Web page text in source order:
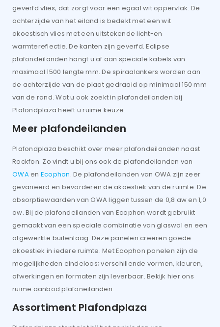
geverfd vlies, dat zorgt voor een egaal wit oppervlak. De
achterzijde van het eiland is bedekt met een wit
akoestisch vlies met een uitstekende licht-en
warmtereflectie. De kanten zijn geverfd. Eclipse
plafondeilanden hangt u af aan speciale kabels van
maximaal 1500 lengte mm. De spiraalankers worden aan
de achterzijde van de plaat gedraaid op minimaal 150 mm
van de rand. Wat u ook zoekt in plafondeilanden bij
Plafondplaza heeft u ruime keuze.
Meer plafondeilanden
Plafondplaza beschikt over meer plafondeilanden naast
Rockfon. Zo vindt u bij ons ook de plafondeilanden van
OWAen Ecophon. De plafondeilanden van OWA zijn zeer
gevarieerd en bevorderen de akoestiek van de ruimte. De
absorptiewaarden van OWA liggen tussen de 0,8 aw en 1,0
aw. Bij de plafondeilanden van Ecophon wordt gebruikt
gemaakt van een speciale combinatie van glaswol en een
afgewerkte buitenlaag. Deze panelen creëren goede
akoestiek in iedere ruimte. Met Ecophon panelen zijn de
mogelijkheden eindeloos; verschillende vormen, kleuren,
afwerkingen en formaten zijn leverbaar. Bekijk hier ons
ruime aanbod plafoneilanden.
Assortiment Plafondplaza